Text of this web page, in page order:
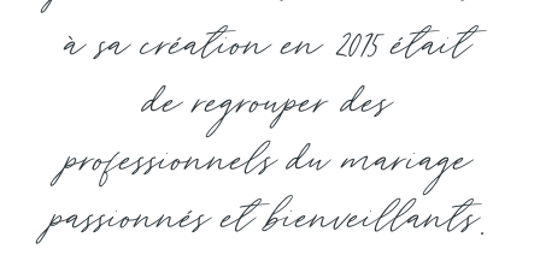
à sa création en 2015 était
de regrouper des
professionnels du mariage
passionnés et bienveillants.